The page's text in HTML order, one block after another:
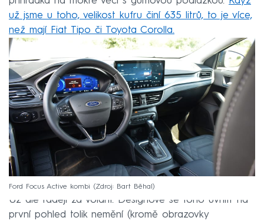
už jsme u toho, velikost kufru činí 635 litrů, to je více,
než mají Fiat Tipo či Toyota Corolla.
Ford Focus Active kombi Zdroj: Bart Běhal
Už ale raději za volant. Designově se toho uvnitř na
první pohled tolik nemění (kromě obrazovky